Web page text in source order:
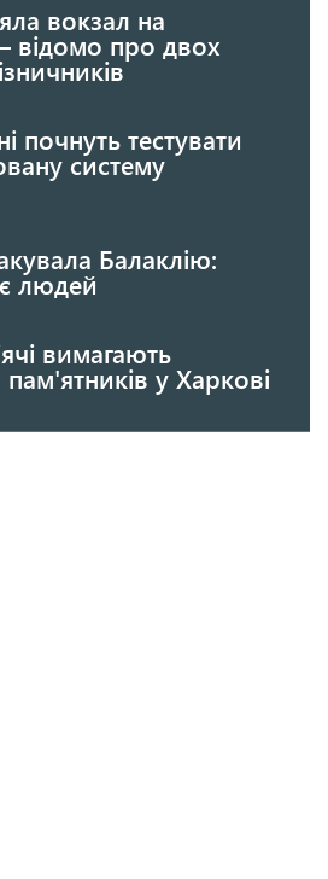
вокзал на
відомо про двох
почнуть тестувати
систему
Балаклію:
людей
вимагають
у Харкові